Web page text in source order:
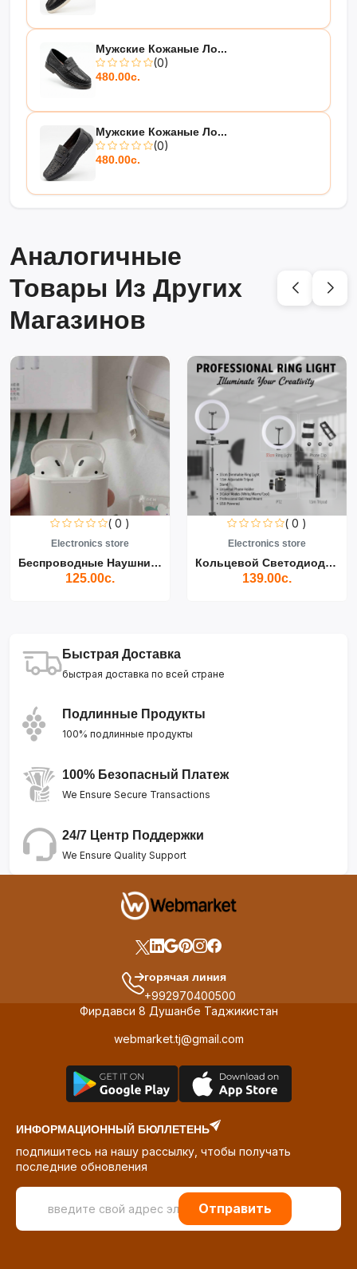
Мужские Кожаные Ло...
(0)
480.00с.
Мужские Кожаные Ло...
(0)
480.00с.
Аналогичные
Товары Из Других
Магазинов
( 0 )
Electronics store
Беспроводные Наушники Air...
125.00с.
( 0 )
Electronics store
Кольцевой Светодиодный Св...
139.00с.
Быстрая Доставка
быстрая доставка по всей стране
Подлинные Продукты
100% подлинные продукты
100% Безопасный Платеж
We Ensure Secure Transactions
24/7 Центр Поддержки
We Ensure Quality Support
горячая линия
+992970400500
Фирдавси 8 Душанбе Таджикистан
webmarket.tj@gmail.com
ИНФОРМАЦИОННЫЙ БЮЛЛЕТЕНЬ
подпишитесь на нашу рассылку, чтобы получать
последние обновления
Отправить